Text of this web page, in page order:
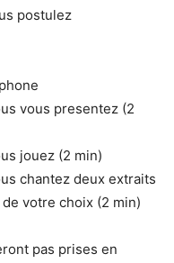
postulez
vous presentez (2
jouez (2 min)
chantez deux extraits
votre choix (2 min)
pas prises en